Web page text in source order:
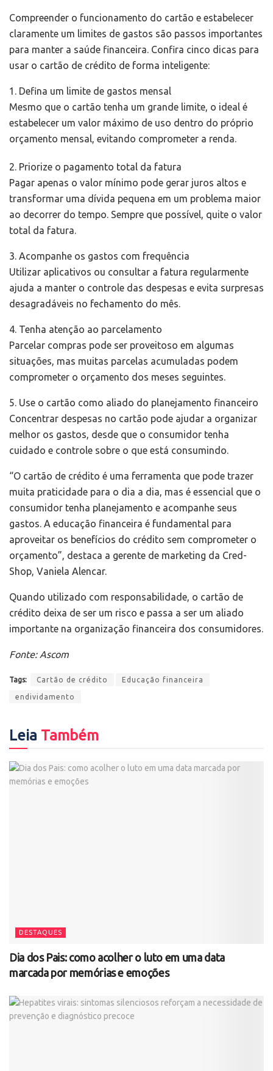
Compreender o funcionamento do cartão e estabelecer
claramente um limites de gastos são passos importantes
para manter a saúde financeira. Confira cinco dicas para
usar o cartão de crédito de forma inteligente:
1. Defina um limite de gastos mensal
Mesmo que o cartão tenha um grande limite, o ideal é
estabelecer um valor máximo de uso dentro do próprio
orçamento mensal, evitando comprometer a renda.
2. Priorize o pagamento total da fatura
Pagar apenas o valor mínimo pode gerar juros altos e
transformar uma dívida pequena em um problema maior
ao decorrer do tempo. Sempre que possível, quite o valor
total da fatura.
3. Acompanhe os gastos com frequência
Utilizar aplicativos ou consultar a fatura regularmente
ajuda a manter o controle das despesas e evita surpresas
desagradáveis no fechamento do mês.
4. Tenha atenção ao parcelamento
Parcelar compras pode ser proveitoso em algumas
situações, mas muitas parcelas acumuladas podem
comprometer o orçamento dos meses seguintes.
5. Use o cartão como aliado do planejamento financeiro
Concentrar despesas no cartão pode ajudar a organizar
melhor os gastos, desde que o consumidor tenha
cuidado e controle sobre o que está consumindo.
“O cartão de crédito é uma ferramenta que pode trazer
muita praticidade para o dia a dia, mas é essencial que o
consumidor tenha planejamento e acompanhe seus
gastos. A educação financeira é fundamental para
aproveitar os benefícios do crédito sem comprometer o
orçamento”, destaca a gerente de marketing da Cred-
Shop, Vaniela Alencar.
Quando utilizado com responsabilidade, o cartão de
crédito deixa de ser um risco e passa a ser um aliado
importante na organização financeira dos consumidores.
Fonte: Ascom
Tags: Cartão de crédito Educação financeira
endividamento
Leia Também
DESTAQUES
Dia dos Pais: como acolher o luto em uma data
marcada por memórias e emoções